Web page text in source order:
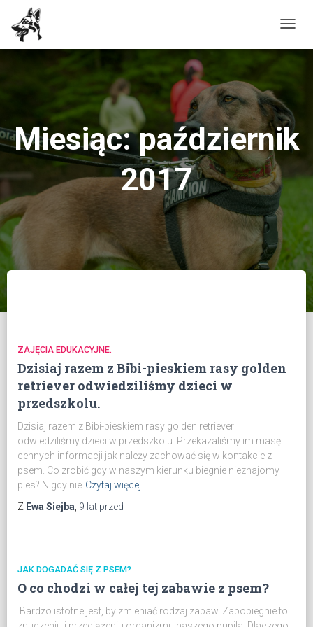
Miesiąc: październik
2017
ZAJĘCIA EDUKACYJNE.
Dzisiaj razem z Bibi-pieskiem rasy golden
retriever odwiedziliśmy dzieci w
przedszkolu.
Dzisiaj razem z Bibi-pieskiem rasy golden retriever
odwiedziliśmy dzieci w przedszkolu. Przekazaliśmy im masę
cennych informacji jak należy zachować się w kontakcie z
psem. Co zrobić gdy w naszym kierunku biegnie nieznajomy
pies? Nigdy nie Czytaj więcej…
Z Ewa Siejba 9 lat przed
JAK DOGADAĆ SIĘ Z PSEM?
O co chodzi w całej tej zabawie z psem?
Bardzo istotne jest, by zmieniać rodzaj zabaw. Zapobiegnie to